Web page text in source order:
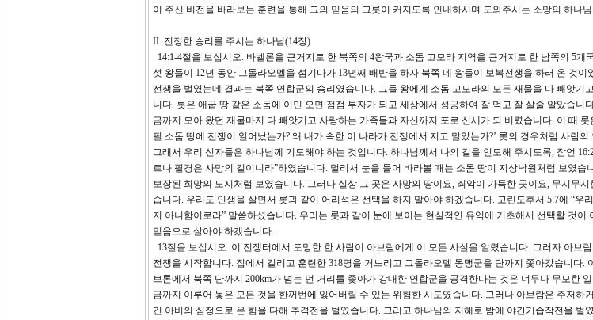
이 주신 비전을 바라보는 훈련을 통해 그의 믿음의 그릇이 커지도록 인내하시며 도와주시는 소망의 하나
II. 진정한 승리를 주시는 하나님(14장)
14:1-4절을 보십시오. 바벨론을 근거지로 한 북쪽의 4왕국과 소돔 고모라 지역을 근거지로 한 남쪽의 5개
섯 왕들이 12년 동안 그돌라오멜을 섬기다가 13년째 배반을 하자 북쪽 네 왕들이 보복전쟁을 하러 온 것이
전쟁을 벌였는데 결과는 북쪽 연합군의 승리였습니다. 그들 왕에게 소돔 고모라의 모든 재물을 다 빼앗기
니다. 롯은 애굽 땅 같은 소돔에 이민 오면 점점 부자가 되고 세상에서 성공하여 잘 먹고 잘 살줄 알았습니
금까지 모아 왔던 재물마저 다 빼앗기고 사랑하는 가족들과 자신까지 포로 신세가 되 버렸습니다. 이 때
필 소돔 땅에 전쟁이 일어났는가? 왜 내가 속한 이 나라가 전쟁에서 지고 말았는가?’ 롯의 경우처럼 사람
그래서 우리 신자들은 하나님께 기도해야 하는 것입니다. 하나님께서 나의 길을 인도해 주시도록, 잠언
르나 필경은 사망의 길이니라”하였습니다. 멀리서 눈을 들어 바라볼 때는 소돔 땅이 지상낙원처럼 보였습
보장된 희망의 도시처럼 보였습니다. 그러나 실상 그 곳은 사망의 땅이요, 죄악이 가득한 곳이요, 무시무
습니다. 우리도 인생을 살면서 롯과 같이 어리석은 선택을 하지 말아야 하겠습니다. 고린도후서 5:7에 “우
지 아니함이로라” 말씀하셨습니다. 우리는 롯과 같이 눈에 보이는 현실적인 유익에 기초해서 선택할 것이
믿음으로 살아야 하겠습니다.
13절을 보십시오. 이 전쟁터에서 도망한 한 사람이 아브람에게 이 모든 사실을 알렸습니다. 그러자 아브
전쟁을 시작합니다. 집에서 길리고 훈련한 318명을 거느리고 그돌라오멜 동맹군을 단까지 쫓아갔습니다.
브론에서 북쪽 단까지 200km가 넘는 먼 거리를 좇아가 강대한 연합군을 공격한다는 것은 너무나 무모한
금까지 이루어 놓은 모든 것을 한꺼번에 잃어버릴 수 있는 위험한 시도였습니다. 그러나 아브람은 주저하
긴 아비의 심정으로 온 힘을 다해 추격전을 벌였습니다. 그리고 하나님의 지혜로 밤에 야간기습작전을 벌